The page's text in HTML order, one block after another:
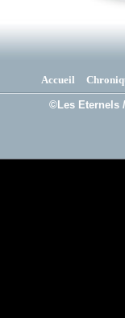
Accueil
©Les Eternels